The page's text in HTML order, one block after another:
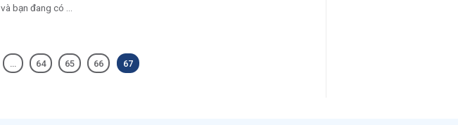
và bạn đang có ...
64 65 66 67